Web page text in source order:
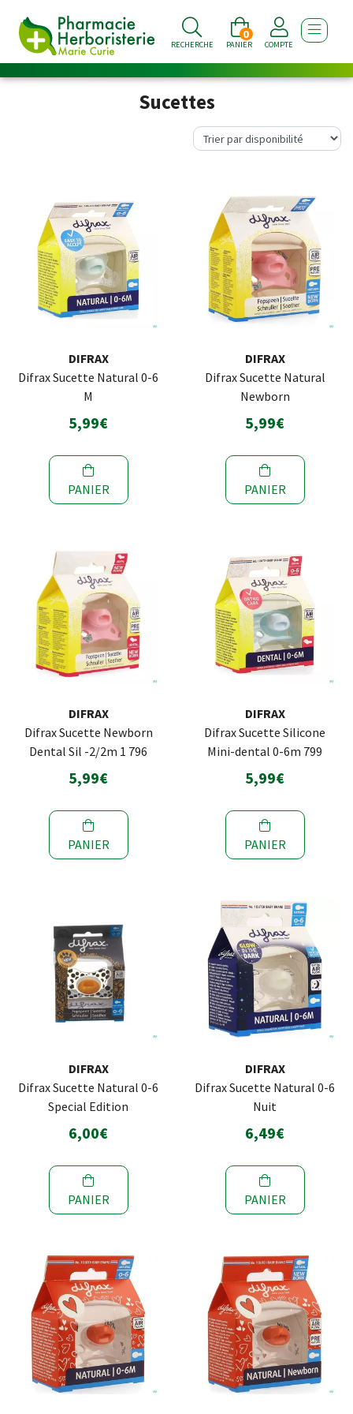
RECHERCHE PANIER
0
COMPTE
Sucettes
DIFRAX
Difrax Sucette Natural 0-6
M
5,99€
PANIER
DIFRAX
Difrax Sucette Natural
Newborn
5,99€
PANIER
DIFRAX
Difrax Sucette Newborn
Dental Sil -2/2m 1 796
5,99€
PANIER
DIFRAX
Difrax Sucette Silicone
Mini-dental 0-6m 799
5,99€
PANIER
DIFRAX
Difrax Sucette Natural 0-6
Special Edition
6,00€
PANIER
DIFRAX
Difrax Sucette Natural 0-6
Nuit
6,49€
PANIER